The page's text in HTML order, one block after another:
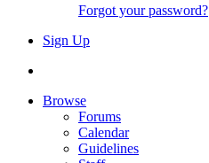
Forgot your password?
Sign Up
Browse
Forums
Calendar
Guidelines